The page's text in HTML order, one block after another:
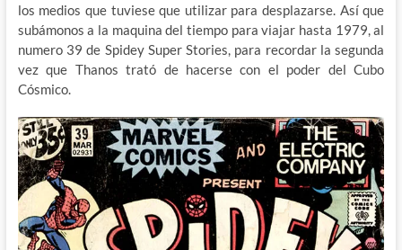
los medios que tuviese que utilizar para desplazarse. Así que
subámonos a la maquina del tiempo para viajar hasta 1979, al
numero 39 de Spidey Super Stories, para recordar la segunda
vez que Thanos trató de hacerse con el poder del Cubo
Cósmico.